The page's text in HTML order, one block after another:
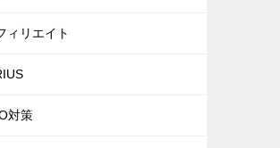
ィリエイト
対策